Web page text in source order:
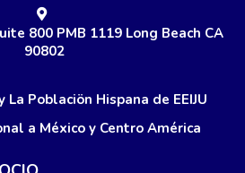
800 PMB 1119 Long Beach CA
90802
Poblaciön Hispana de EEIJU
a México y Centro América